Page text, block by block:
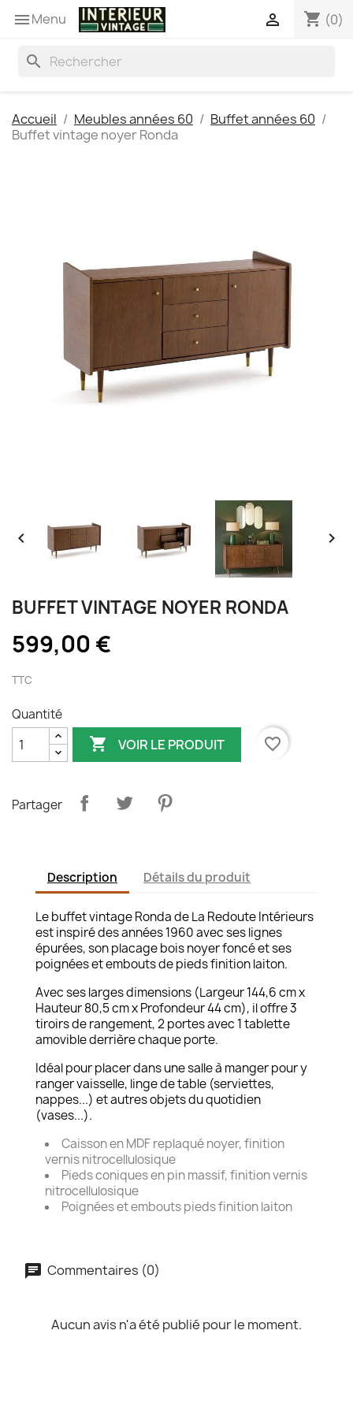
Menu shopping_cart (0)

search
Accueil Meubles années 60
Buffet années 60
Buffet vintage noyer Ronda
 
BUFFET VINTAGE NOYER RONDA
599,00 €
TTC
Quantité
 VOIR LE PRODUIT favorite_border
Partager
Description Détails du produit
Le buffet vintage Ronda de La Redoute Intérieurs
est inspiré des années 1960 avec ses lignes
épurées, son placage bois noyer foncé et ses
poignées et embouts de pieds finition laiton.
Avec ses larges dimensions (Largeur 144,6 cm x
Hauteur 80,5 cm x Profondeur 44 cm), il offre 3
tiroirs de rangement, 2 portes avec 1 tablette
amovible derrière chaque porte.
Idéal pour placer dans une salle à manger pour y
ranger vaisselle, linge de table (serviettes,
nappes...) et autres objets du quotidien
(vases...).
Caisson en MDF replaqué noyer, finition
vernis nitrocellulosique
Pieds coniques en pin massif, finition vernis
nitrocellulosique
Poignées et embouts pieds finition laiton
Commentaires (0)
Aucun avis n'a été publié pour le moment.